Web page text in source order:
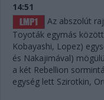
14:51
Az abszolút
Toyoták egymás
Kobayashi, Lopez)
és Nakajimával)
a két Rebellion
egység lett Szirotkin,